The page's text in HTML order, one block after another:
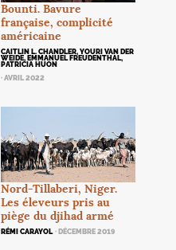
Bounti. Bavure
française, complicité
américaine
CAITLIN L. CHANDLER, YOURI VAN DER
WEIDE, EMMANUEL FREUDENTHAL,
PATRICIA HUON
· AVRIL 2022
Nord-Tillaberi, Niger.
Les éleveurs pris au
piège du djihad armé
RÉMI CARAYOL · DÉCEMBRE 2019